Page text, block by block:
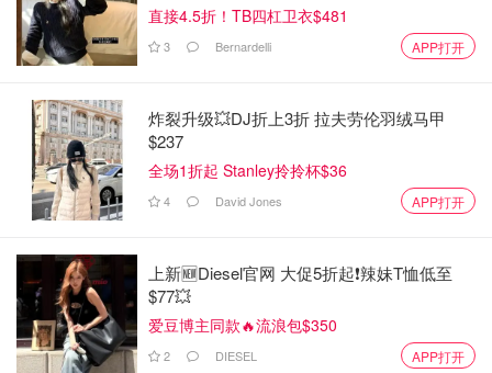
直接4.5折！TB四杠卫衣$481
3 Bernardelli APP打开
炸裂升级💥DJ折上3折 拉夫劳伦羽绒马甲
$237
全场1折起 Stanley拎拎杯$36
4 David Jones APP打开
上新🆕Diesel官网 大促5折起❗️辣妹T恤低至
$77💥
爱豆博主同款🔥流浪包$350
2 DIESEL APP打开